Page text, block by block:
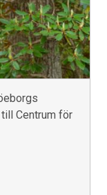
Centrum för